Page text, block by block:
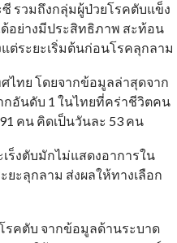
รวมถึงกลุ่มผู้ป่วยโรคตับแข็ง
ด้อย่างมีประสิทธิภาพ สะท้อน
ต่ระยะเริ่มต้นก่อนโรคลุกลาม
ไทย โดยจากข้อมูลล่าสุดจาก
กอันดับ 1 ในไทยที่คร่าชีวิตคน
คน คิดเป็นวันละ 53 คน
ร็งตับมักไม่แสดงอาการใน
ยะลุกลาม ส่งผลให้ทางเลือก
รคตับ จากข้อมูลด้านระบาด